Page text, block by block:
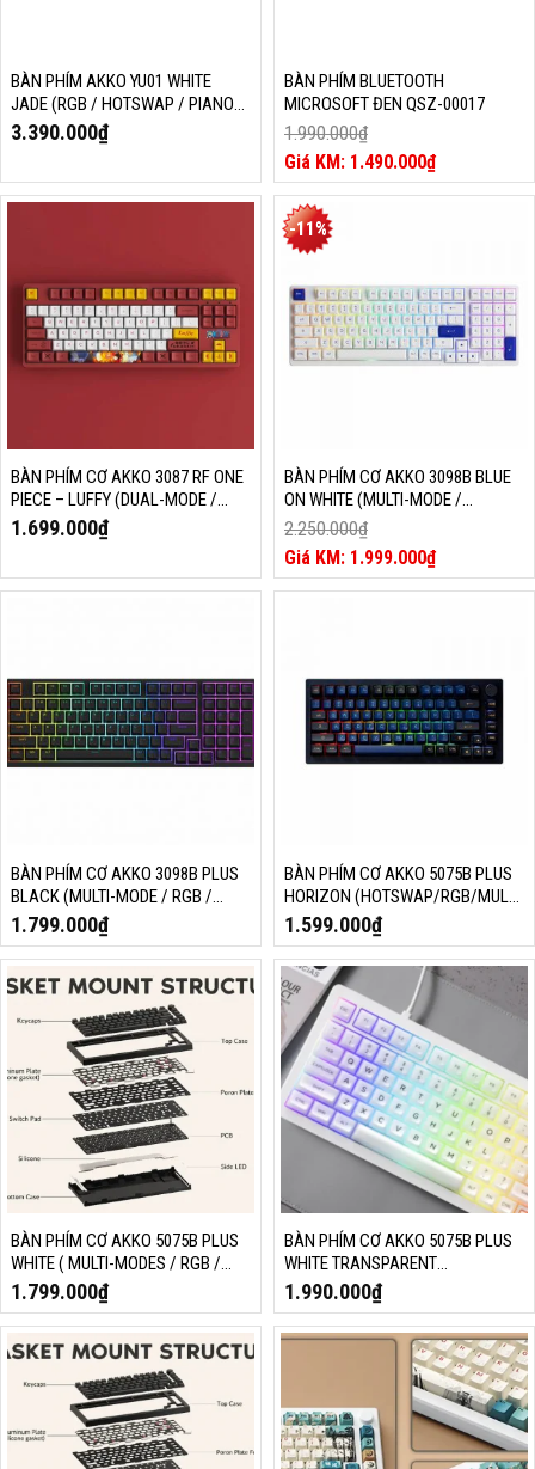
BÀN PHÍM AKKO YU01 WHITE
JADE (RGB / HOTSWAP / PIANO
PRO SW/ MULTI-MODE)
3.390.000₫
BÀN PHÍM BLUETOOTH
MICROSOFT ĐEN QSZ-00017
1.990.000₫
Giá
gốc
là:
1.990.000₫.
1.490.000₫
Giá
hiện
tại
là:
BÀN PHÍM CƠ AKKO 3087 RF ONE
PIECE – LUFFY (DUAL-MODE /
AKKO SW V3)
1.699.000₫
-11%
BÀN PHÍM CƠ AKKO 3098B BLUE
ON WHITE (MULTI-MODE /
HOTSWAP / FOAM TIÊU ÂM /
AKKO CS JELLY SWITCH)
2.250.000₫
Giá
gốc
là:
1.999.000₫
Giá
hiện
BÀN PHÍM CƠ AKKO 3098B PLUS
BLACK (MULTI-MODE / RGB /
GASKET MOUNT)
1.799.000₫
BÀN PHÍM CƠ AKKO 5075B PLUS
HORIZON (HOTSWAP/RGB/MULTI-
MODES)
1.599.000₫
BÀN PHÍM CƠ AKKO 5075B PLUS
WHITE ( MULTI-MODES / RGB /
GASKET MOUNT)
1.799.000₫
BÀN PHÍM CƠ AKKO 5075B PLUS
WHITE TRANSPARENT
(HOTSWAP/RGB/MULTI-MODES)
1.990.000₫